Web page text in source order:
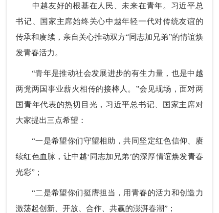
中越友好的根基在人民、未来在青年。习近平总
书记、国家主席始终关心中越年轻一代对传统友谊的
传承和赓续，亲自关心推动双方“同志加兄弟”的情谊焕
发青春活力。
“青年是推动社会发展进步的有生力量，也是中越
两党两国事业薪火相传的接棒人。”会见现场，面对两
国青年代表的热切目光，习近平总书记、国家主席对
大家提出三点希望：
“一是希望你们守望相助，共同坚定红色信仰、赓
续红色血脉，让中越‘同志加兄弟’的深厚情谊焕发青春
光彩”；
“二是希望你们挺膺担当，用青春的活力和创造力
激荡起创新、开放、合作、共赢的澎湃春潮”；